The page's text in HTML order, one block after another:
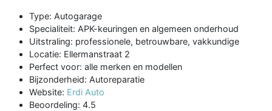
Type: Autogarage
Specialiteit: APK-keuringen en algemeen onderhoud
Uitstraling: professionele, betrouwbare, vakkundige
Locatie: Ellermanstraat 2
Perfect voor: alle merken en modellen
Bijzonderheid: Autoreparatie
Website: Erdi Auto
Beoordeling: 4.5